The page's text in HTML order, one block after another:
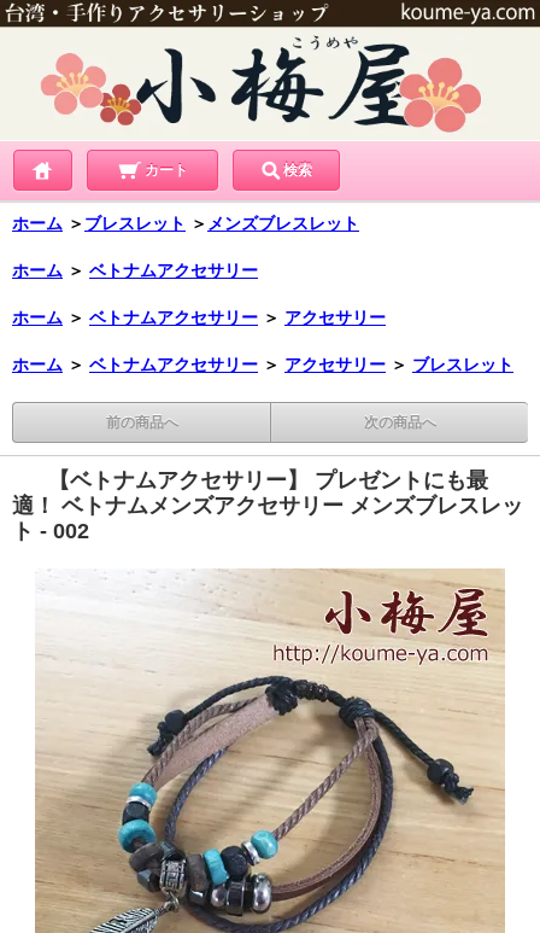
カート 検索
ホーム ＞ ブレスレット ＞ メンズブレスレット
ホーム ＞ ベトナムアクセサリー
ホーム ＞ ベトナムアクセサリー ＞ アクセサリー
ホーム ＞ ベトナムアクセサリー ＞ アクセサリー ＞ ブレスレット
前の商品へ 次の商品へ
【ベトナムアクセサリー】 プレゼントにも最
適！ ベトナムメンズアクセサリー メンズブレスレッ
ト - 002